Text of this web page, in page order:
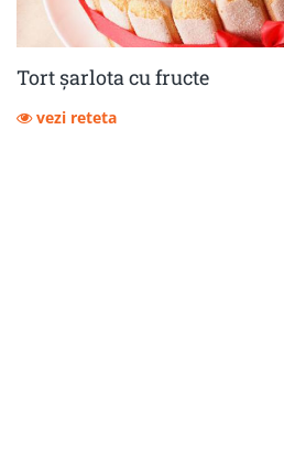
Tort șarlota cu fructe
vezi reteta